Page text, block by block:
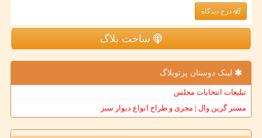
درج دیدگاه
ساخت بلاگ
لینک دوستان پرتوبلاگ
تبلیغات انتخابات مجلس
مستر گرین وال | مجری و طراح انواع دیوار سبز